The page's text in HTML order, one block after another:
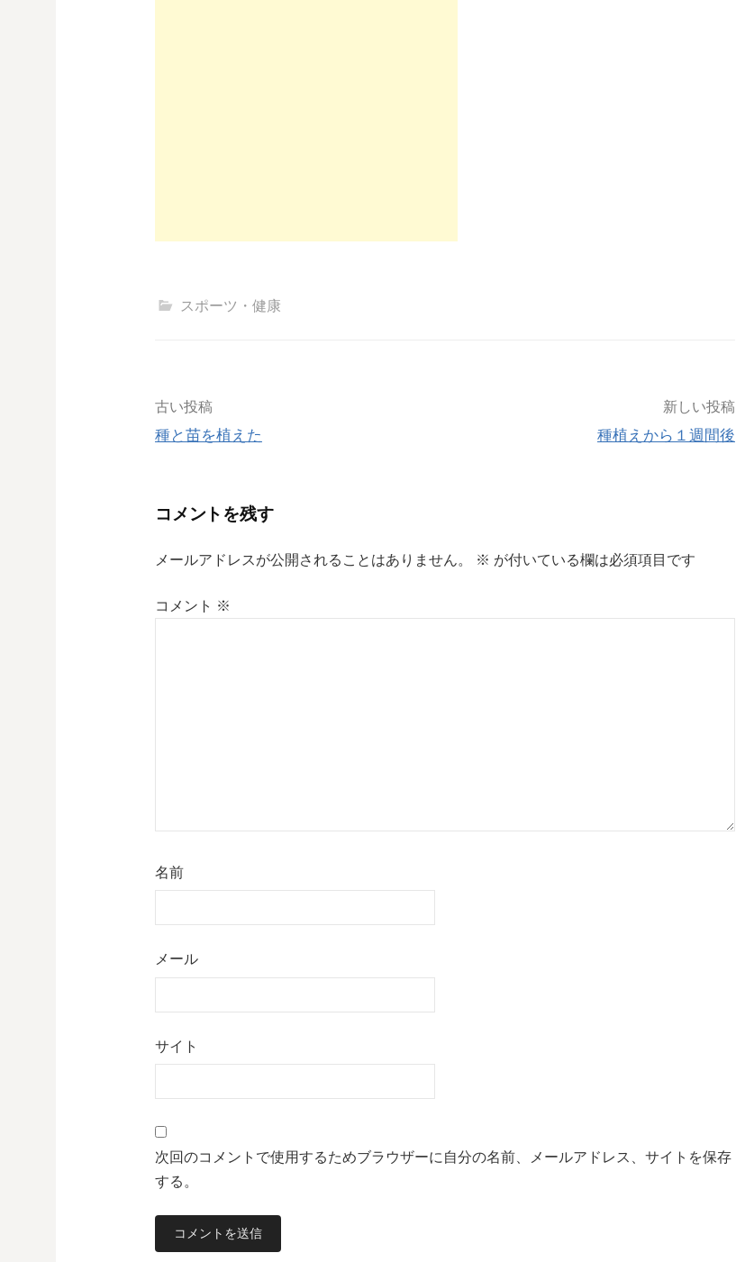
スポーツ・健康
投
ナ
ー
古い投稿
種と苗を植えた
新しい投稿
種植えから１週間後
コメントを残す
メールアドレスが公開されることはありません。 ※ が付いている欄は必須項目です
コメント ※
名前
メール
サイト
次回のコメントで使用するためブラウザーに自分の名前、メールアドレス、サイトを保存
する。